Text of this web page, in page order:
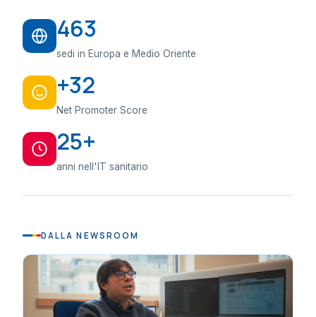
463
sedi in Europa e Medio Oriente
+32
Net Promoter Score
25+
anni nell'IT sanitario
DALLA NEWSROOM